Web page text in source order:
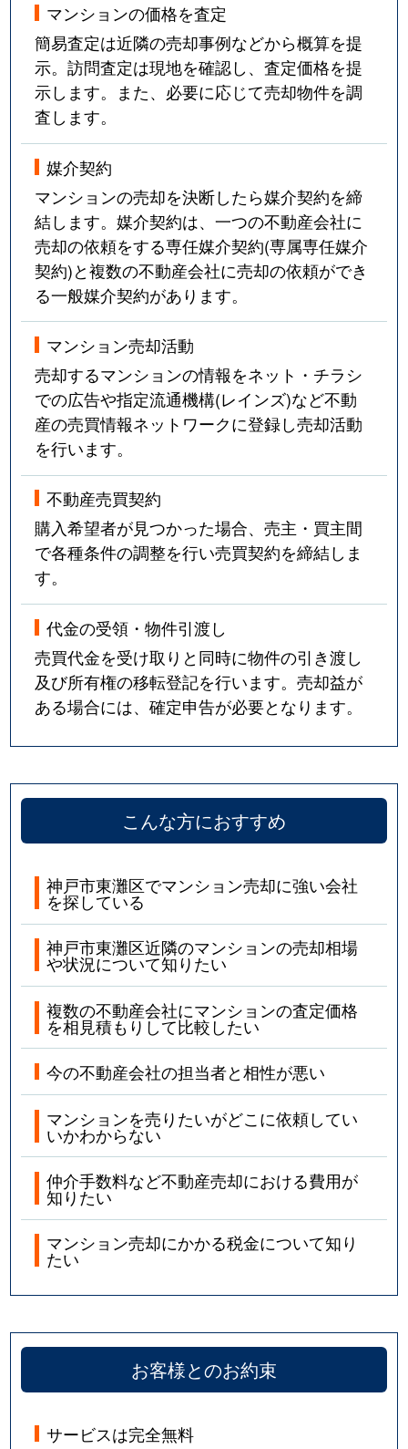
住吉宮町 670万円
住吉(阪神)
住吉宮町
2,400万円
住吉(阪神)
住吉宮町
住吉山手
住吉山手
3,400万円
御影(阪急)
住吉山手
2,700万円
御影(阪急)
住吉山手
2,400万円
住吉山手
2,100万円
住吉山手
5,900万円
御影(阪急)
田中町
5,900万円
摂津本山
田中町
4,800万円
田中町
3,600万円
摂津本山
田中町
6,500万円
摂津本山
田中町
4,500万円
田中町
6,500万円
摂津本山
4,100万円
住吉(ＪＲ・六甲ライ
西岡本
5,200万円
西岡本
8,500万円
住吉(ＪＲ・六甲ライ
西岡本
3,800万円
住吉(ＪＲ・六甲ライ
西岡本
3,600万円
住吉(ＪＲ・六甲ライ
西岡本
5,100万円
住吉(ＪＲ・六甲ライ
西岡本
2,700万円
住吉(ＪＲ・六甲ライ
西岡本
3,600万円
住吉(ＪＲ・六甲ライ
西岡本
西岡本
2,300万円
御影(阪急)
深江北町
2,400万円
深江(兵庫)
深江北町
2,400万円
深江(兵庫)
深江北町
2,700万円
深江(兵庫)
深江北町
1,800万円
マンションの価格を査定
簡易査定は近隣の売却事例などから概算を提
示。訪問査定は現地を確認し、査定価格を提
示します。また、必要に応じて売却物件を調
査します。
媒介契約
マンションの売却を決断したら媒介契約を締
結します。媒介契約は、一つの不動産会社に
売却の依頼をする専任媒介契約(専属専任媒介
契約)と複数の不動産会社に売却の依頼ができ
る一般媒介契約があります。
マンション売却活動
売却するマンションの情報をネット・チラシ
での広告や指定流通機構(レインズ)など不動
産の売買情報ネットワークに登録し売却活動
を行います。
不動産売買契約
購入希望者が見つかった場合、売主・買主間
で各種条件の調整を行い売買契約を締結しま
す。
代金の受領・物件引渡し
売買代金を受け取りと同時に物件の引き渡し
及び所有権の移転登記を行います。売却益が
ある場合には、確定申告が必要となります。
こんな方におすすめ
神戸市東灘区でマンション売却に強い会社
を探している
神戸市東灘区近隣のマンションの売却相場
や状況について知りたい
複数の不動産会社にマンションの査定価格
を相見積もりして比較したい
今の不動産会社の担当者と相性が悪い
マンションを売りたいがどこに依頼してい
いかわからない
仲介手数料など不動産売却における費用が
知りたい
マンション売却にかかる税金について知り
たい
お客様とのお約束
サービスは完全無料